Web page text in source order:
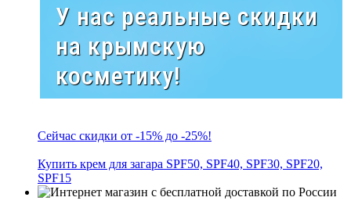
У нас реальные скидки
на крымскую
косметику!
Сейчас скидки от -15% до -25%!
Купить крем для загара SPF50, SPF40, SPF30, SPF20,
SPF15